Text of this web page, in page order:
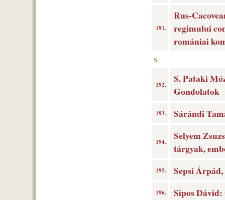
191.
Rus-
regimului
romániai
S
192.
S. Pataki
Gondolatok
193. Sárándi
194.
Selyem
tárgyak,
195. Sepsi
196. Sipos